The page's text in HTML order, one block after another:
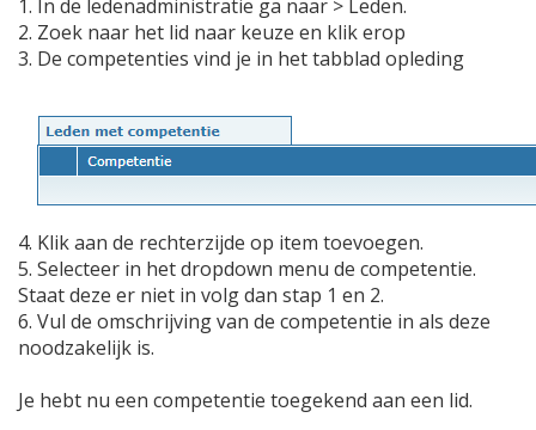
1. In de ledenadministratie ga naar > Leden.
2. Zoek naar het lid naar keuze en klik erop
3. De competenties vind je in het tabblad opleding
4. Klik aan de rechterzijde op item toevoegen.
5. Selecteer in het dropdown menu de competentie.
Staat deze er niet in volg dan stap 1 en 2.
6. Vul de omschrijving van de competentie in als deze
noodzakelijk is.
Je hebt nu een competentie toegekend aan een lid.